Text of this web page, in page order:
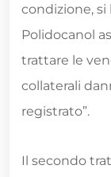
condizione, si
Polidocanol
trattare le
collaterali
registrato”.
Il secondo